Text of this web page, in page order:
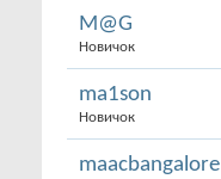
M@G
Новичок
ma1son
Новичок
maacbangalore